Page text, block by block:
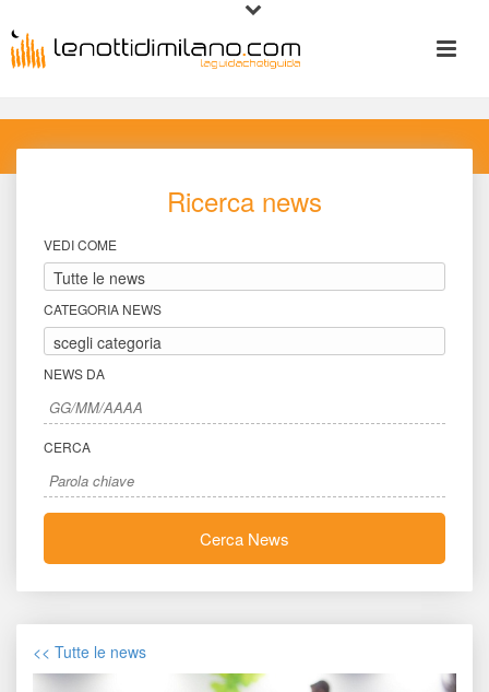
Ricerca new
VEDI COME
CATEGORIA NEWS
NEWS DA
CERCA
Cerca New
<< Tutte le new